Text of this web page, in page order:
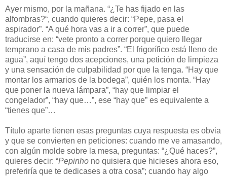
Ayer mismo, por la mañana. “¿Te has fijado en las
alfombras?“, cuando quieres decir: “Pepe, pasa el
aspirador”. “A qué hora vas a ir a correr”, que puede
traducirse en: “vete pronto a correr porque quiero llegar
temprano a casa de mis padres”. “El frigorífico está lleno de
agua”, aquí tengo dos acepciones, una petición de limpieza
y una sensación de culpabilidad por que la tenga. “Hay que
montar los armarios de la bodega”, quién los monta. “Hay
que poner la nueva lámpara”, “hay que limpiar el
congelador”, “hay que…”, ese “hay que” es equivalente a
“tienes que”…
Título aparte tienen esas preguntas cuya respuesta es obvia
y que se convierten en peticiones: cuando me ve amasando,
con algún molde sobre la mesa, preguntas: “¿Qué haces?”,
quieres decir: “Pepinho no quisiera que hicieses ahora eso,
preferiría que te dedicases a otra cosa”; cuando hay algo